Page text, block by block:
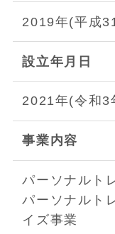
2019年(平成
設立年月日
2021年(令和3
事業内容
パーソナルト
パーソナルト
イズ事業